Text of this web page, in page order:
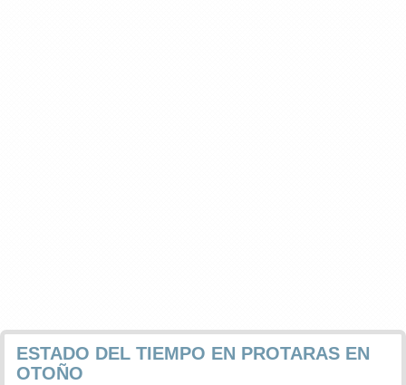
ESTADO DEL TIEMPO EN PROTARAS EN
OTOÑO